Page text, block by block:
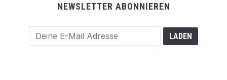
NEWSLETTER ABONNIEREN